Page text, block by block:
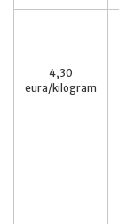
4,30
eura/kilogram